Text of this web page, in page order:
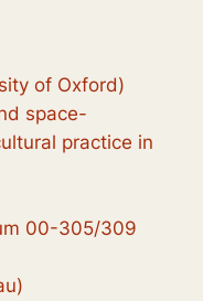
of Oxford)
space-
practice in
00-305/309